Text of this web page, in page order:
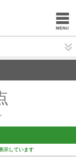
示しています